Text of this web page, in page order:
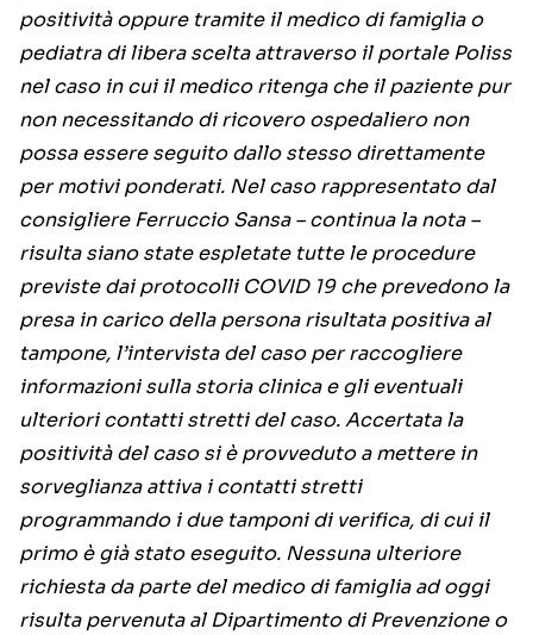
positività oppure tramite il medico di famiglia o
pediatra di libera scelta attraverso il portale Poliss
nel caso in cui il medico ritenga che il paziente pur
non necessitando di ricovero ospedaliero non
possa essere seguito dallo stesso direttamente
per motivi ponderati. Nel caso rappresentato dal
consigliere Ferruccio Sansa – continua la nota –
risulta siano state espletate tutte le procedure
previste dai protocolli COVID 19 che prevedono la
presa in carico della persona risultata positiva al
tampone, l’intervista del caso per raccogliere
informazioni sulla storia clinica e gli eventuali
ulteriori contatti stretti del caso. Accertata la
positività del caso si è provveduto a mettere in
sorveglianza attiva i contatti stretti
programmando i due tamponi di verifica, di cui il
primo è già stato eseguito. Nessuna ulteriore
richiesta da parte del medico di famiglia ad oggi
risulta pervenuta al Dipartimento di Prevenzione o